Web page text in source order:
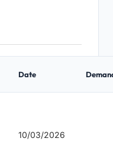
Date
10/03/2026